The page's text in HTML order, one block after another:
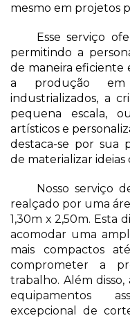
mesmo em projetos
Esse serviço
permitindo a
de maneira eficiente
a produção
industrializados, a
pequena escala,
artísticos e
destaca-se por sua
de materializar
Nosso serviço
realçado por uma
1,30m x 2,50m. Esta
acomodar uma
mais compactos
comprometer a
trabalho. Além
equipamentos
excepcional de